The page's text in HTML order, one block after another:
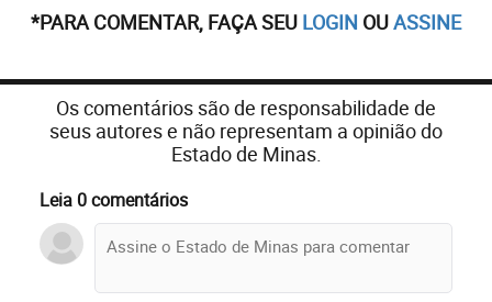
*PARA COMENTAR, FAÇA SEU LOGIN OUASSINE
Os comentários são de responsabilidade de
seus autores e não representam a opinião do
Estado de Minas.
Leia 0 comentários